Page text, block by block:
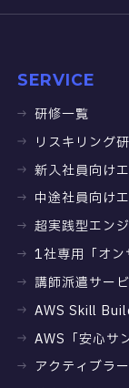
SERVICE
研修一覧
リスキリング
新入社員向け
中途社員向け
超実践型エン
1社専用「オン
講師派遣サー
AWS Skill
AWS「安心サ
アクティブラ